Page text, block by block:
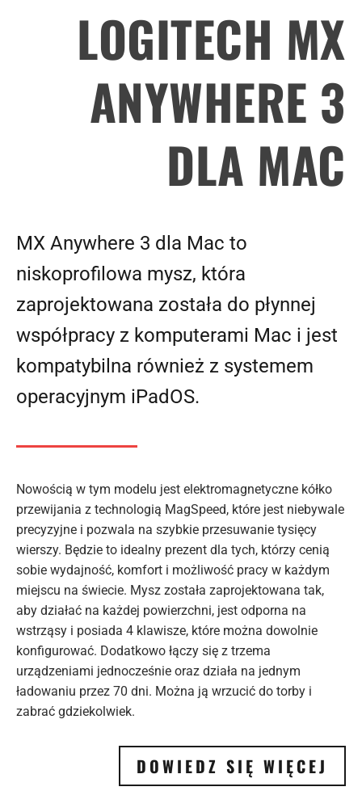
LOGITECH MX
ANYWHERE 3
DLA MAC
MX Anywhere 3 dla Mac to
niskoprofilowa mysz, która
zaprojektowana została do płynnej
współpracy z komputerami Mac i jest
kompatybilna również z systemem
operacyjnym iPadOS.
Nowością w tym modelu jest elektromagnetyczne kółko
przewijania z technologią MagSpeed, które jest niebywale
precyzyjne i pozwala na szybkie przesuwanie tysięcy
wierszy. Będzie to idealny prezent dla tych, którzy cenią
sobie wydajność, komfort i możliwość pracy w każdym
miejscu na świecie. Mysz została zaprojektowana tak,
aby działać na każdej powierzchni, jest odporna na
wstrząsy i posiada 4 klawisze, które można dowolnie
konfigurować. Dodatkowo łączy się z trzema
urządzeniami jednocześnie oraz działa na jednym
ładowaniu przez 70 dni. Można ją wrzucić do torby i
zabrać gdziekolwiek.
DOWIEDZ SIĘ WIĘCEJ